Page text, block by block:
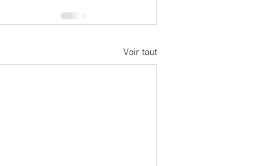
Voir tout